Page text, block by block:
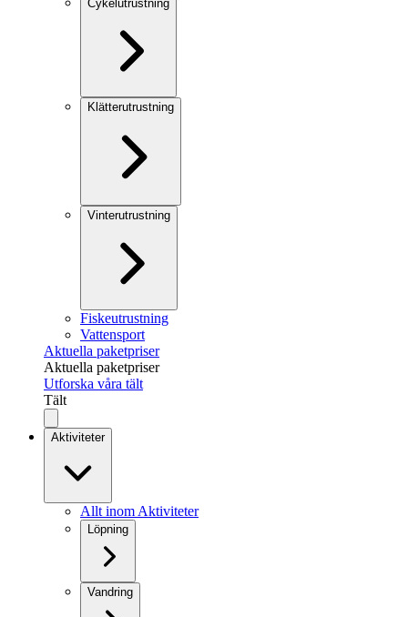
Cykelutrustning
Klätterutrustning
Vinterutrustning
Fiskeutrustning
Vattensport
Aktuella paketpriser
Aktuella paketpriser
Utforska våra tält
Tält
Aktiviteter
Allt inom Aktiviteter
Löpning
Vandring